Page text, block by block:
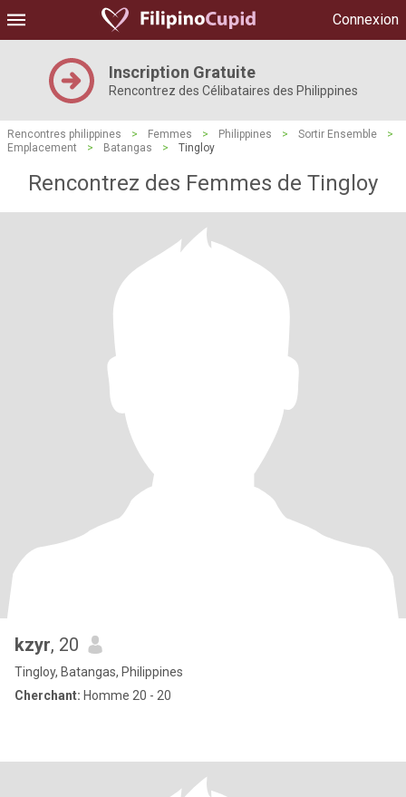
Connexion
Inscription Gratuite
Rencontrez des Célibataires des Philippines
Rencontres philippines > Femmes > Philippines > Sortir Ensemble
>
Emplacement
> Batangas > Tingloy
Rencontrez des Femmes de Tingloy
kzyr, 20
Tingloy, Batangas, Philippines
Cherchant: Homme 20 - 20